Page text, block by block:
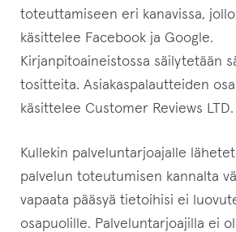
toteuttamiseen eri kanavissa,
käsittelee Facebook ja Google.
Kirjanpitoaineistossa säilytetään
tositteita. Asiakaspalautteiden
käsittelee Customer Reviews LTD.
Kullekin palveluntarjoajalle
palvelun toteutumisen kannalta
vapaata pääsyä tietoihisi ei
osapuolille. Palveluntarjoajilla ei